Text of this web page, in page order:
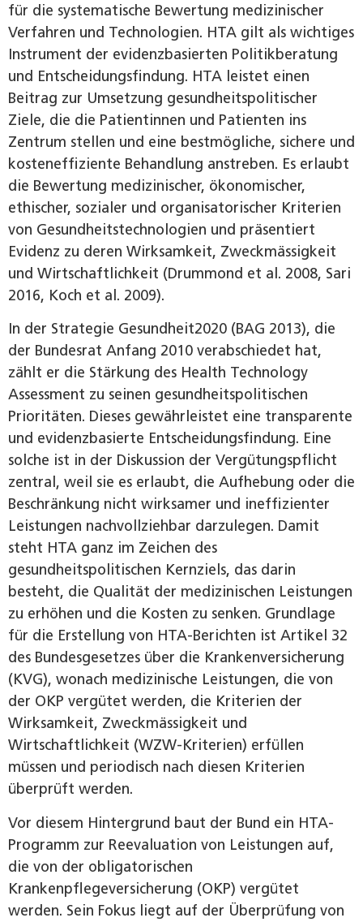
für die systematische Bewertung medizinischer
Verfahren und Technologien. HTA gilt als wichtiges
Instrument der evidenzbasierten Politikberatung
und Entscheidungsfindung. HTA leistet einen
Beitrag zur Umsetzung gesundheitspolitischer
Ziele, die die Patientinnen und Patienten ins
Zentrum stellen und eine bestmögliche, sichere und
kosteneffiziente Behandlung anstreben. Es erlaubt
die Bewertung medizinischer, ökonomischer,
ethischer, sozialer und organisatorischer Kriterien
von Gesundheitstechnologien und präsentiert
Evidenz zu deren Wirksamkeit, Zweckmässigkeit
und Wirtschaftlichkeit (Drummond et al. 2008, Sari
2016, Koch et al. 2009).
In der Strategie Gesundheit2020 (BAG 2013), die
der Bundesrat Anfang 2010 verabschiedet hat,
zählt er die Stärkung des Health Technology
Assessment zu seinen gesundheitspolitischen
Prioritäten. Dieses gewährleistet eine transparente
und evidenzbasierte Entscheidungsfindung. Eine
solche ist in der Diskussion der Vergütungspflicht
zentral, weil sie es erlaubt, die Aufhebung oder die
Beschränkung nicht wirksamer und ineffizienter
Leistungen nachvollziehbar darzulegen. Damit
steht HTA ganz im Zeichen des
gesundheitspolitischen Kernziels, das darin
besteht, die Qualität der medizinischen Leistungen
zu erhöhen und die Kosten zu senken. Grundlage
für die Erstellung von HTA-Berichten ist Artikel 32
des Bundesgesetzes über die Krankenversicherung
(KVG), wonach medizinische Leistungen, die von
der OKP vergütet werden, die Kriterien der
Wirksamkeit, Zweckmässigkeit und
Wirtschaftlichkeit (WZW-Kriterien) erfüllen
müssen und periodisch nach diesen Kriterien
überprüft werden.
Vor diesem Hintergrund baut der Bund ein HTA-
Programm zur Reevaluation von Leistungen auf,
die von der obligatorischen
Krankenpflegeversicherung (OKP) vergütet
werden. Sein Fokus liegt auf der Überprüfung von